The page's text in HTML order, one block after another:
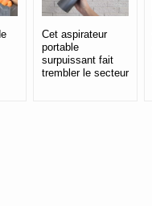
Cet aspirateur
portable
surpuissant fait
trembler le secteur